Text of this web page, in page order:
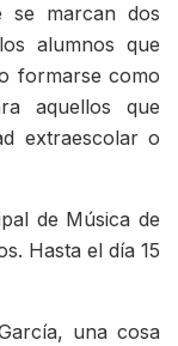
se marcan dos
alumnos que
formarse como
aquellos que
extraescolar o
de Música de
Hasta el día 15
una cosa